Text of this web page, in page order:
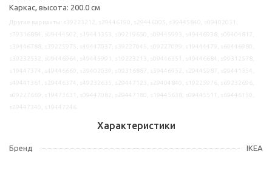
Каркас, высота: 200.0 см
Характеристики
Бренд IKEA